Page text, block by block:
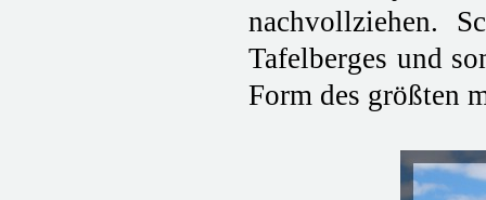
nachvollziehen.
Tafelberges und
Form des größten